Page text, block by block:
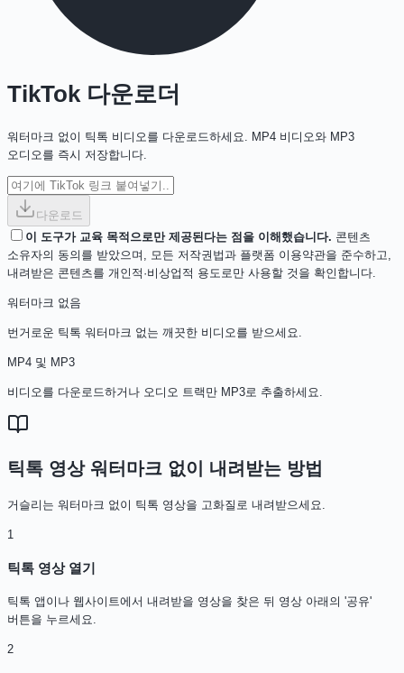
TikTok 다운로더
워터마크 없이 틱톡 비디오를 다운로드하세요. MP4 비디오와 MP3
오디오를 즉시 저장합니다.
다운로드
이 도구가 교육 목적으로만 제공된다는 점을 이해했습니다. 콘텐츠
소유자의 동의를 받았으며, 모든 저작권법과 플랫폼 이용약관을 준수하고,
내려받은 콘텐츠를 개인적·비상업적 용도로만 사용할 것을 확인합니다.
워터마크 없음
번거로운 틱톡 워터마크 없는 깨끗한 비디오를 받으세요.
MP4 및 MP3
비디오를 다운로드하거나 오디오 트랙만 MP3로 추출하세요.
틱톡 영상 워터마크 없이 내려받는 방법
거슬리는 워터마크 없이 틱톡 영상을 고화질로 내려받으세요.
1
틱톡 영상 열기
틱톡 앱이나 웹사이트에서 내려받을 영상을 찾은 뒤 영상 아래의 '공유'
버튼을 누르세요.
2